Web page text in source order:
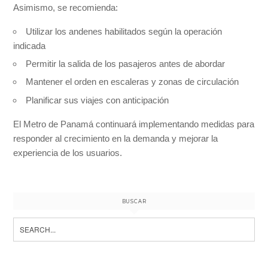
Asimismo, se recomienda:
Utilizar los andenes habilitados según la operación
indicada
Permitir la salida de los pasajeros antes de abordar
Mantener el orden en escaleras y zonas de circulación
Planificar sus viajes con anticipación
El Metro de Panamá continuará implementando medidas para
responder al crecimiento en la demanda y mejorar la
experiencia de los usuarios.
BUSCAR